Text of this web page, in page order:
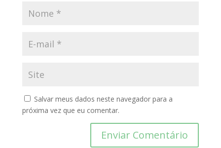
Salvar meus dados neste navegador para a
próxima vez que eu comentar.